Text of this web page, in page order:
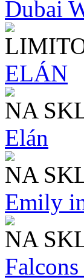
Dubai
ELÁN
NA
Elán
NA
Emily
NA